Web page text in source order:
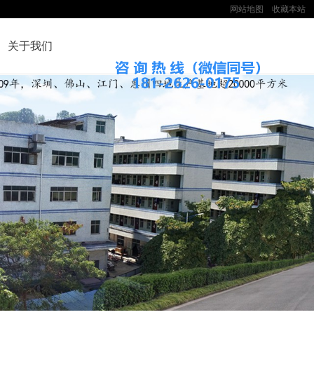
收藏本站
网站地图
关于我们